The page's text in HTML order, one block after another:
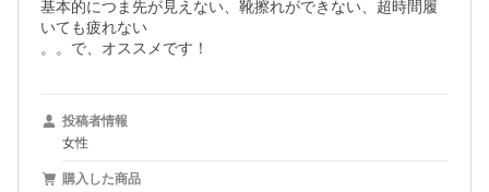
基本的につま先が見えない、靴擦れができない、超時間履
いても疲れない
。。で、オススメです！
投稿者情報
女性
購入した商品